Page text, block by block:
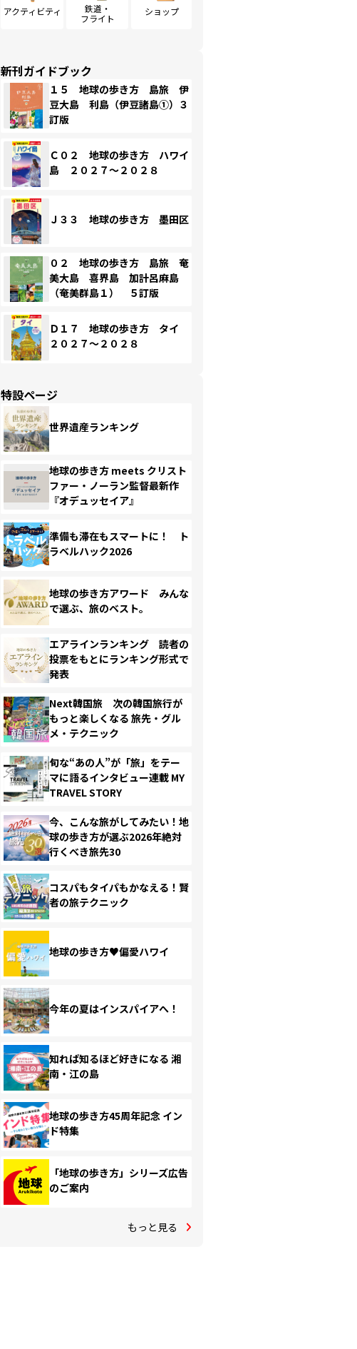
アクティビティ
鉄道・
フライト
ショップ
新刊ガイドブック
１５ 地球の歩き方 島旅 伊
豆大島 利島（伊豆諸島①）３
訂版
Ｃ０２ 地球の歩き方 ハワイ
島 ２０２７～２０２８
Ｊ３３ 地球の歩き方 墨田区
０２ 地球の歩き方 島旅 奄
美大島 喜界島 加計呂麻島
（奄美群島１） ５訂版
Ｄ１７ 地球の歩き方 タイ
２０２７～２０２８
特設ページ
世界遺産ランキング
地球の歩き方 meets クリスト
ファー・ノーラン監督最新作
『オデュッセイア』
準備も滞在もスマートに！ ト
ラベルハック2026
地球の歩き方アワード みんな
で選ぶ、旅のベスト。
エアラインランキング 読者の
投票をもとにランキング形式で
発表
Next韓国旅 次の韓国旅行が
もっと楽しくなる 旅先・グル
メ・テクニック
旬な“あの人”が「旅」をテー
マに語るインタビュー連載 MY
TRAVEL STORY
今、こんな旅がしてみたい！地
球の歩き方が選ぶ2026年絶対
行くべき旅先30
コスパもタイパもかなえる！賢
者の旅テクニック
地球の歩き方♥偏愛ハワイ
今年の夏はインスパイアへ！
知れば知るほど好きになる 湘
南・江の島
地球の歩き方45周年記念 イン
ド特集
「地球の歩き方」シリーズ広告
のご案内
もっと見る